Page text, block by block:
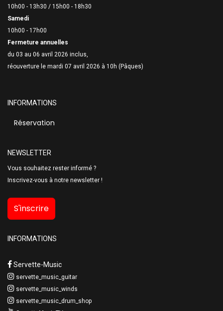
10h00 - 13h30 / 15h00 - 18h30
Samedi
10h00 - 17h00
Fermeture annuelles
du 03 au 06 avril 2026 inclus,
réouverture le mardi 07 avril 2026 à 10h (Pâques)
INFORMATIONS
Réservation
NEWSLETTER
Vous souhaitez rester informé ?
Inscrivez-vous à notre newsletter !
S'inscrire
INFORMATIONS
Servette-Music
servette_music_guitar
servette_music_winds
servette_music_drum_shop